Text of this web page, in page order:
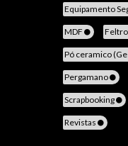
Equipamento
MDF
Pó ceramico
Pergamano
Scrapbooking
Revistas